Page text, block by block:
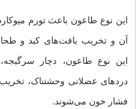
این نوع طاعون باعث تورم
آن و تخریب بافت‌های کبد و
این نوع طاعون، دچار
دردهای عضلانی وحشتناک،
فشار خون می‌شوند.